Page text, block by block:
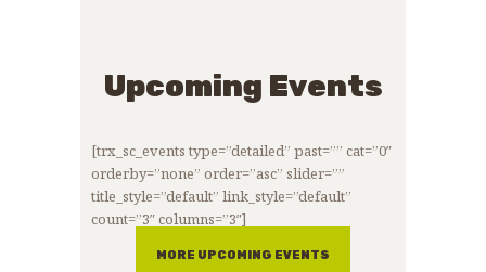
Upcoming Events
[trx_sc_events type=”detailed” past=”” cat=”0″
orderby=”none” order=”asc” slider=””
title_style=”default” link_style=”default”
count=”3″ columns=”3″]
MORE UPCOMING EVENTS